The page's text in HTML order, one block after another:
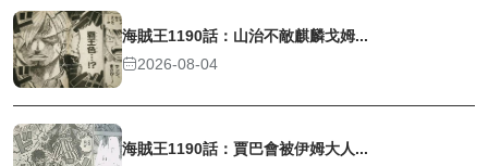
海賊王1190話：山治不敵麒麟戈姆...
2026-08-04
海賊王1190話：賈巴會被伊姆大人...